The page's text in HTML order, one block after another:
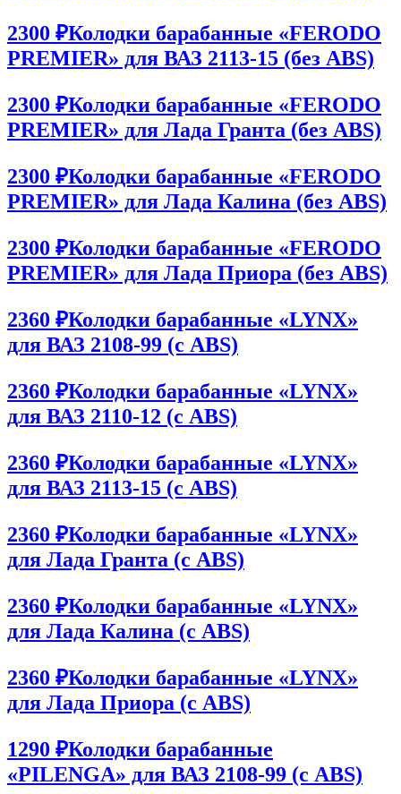
2300 ₽Колодки барабанные «FERODO
PREMIER» для ВАЗ 2113-15 (без ABS)
2300 ₽Колодки барабанные «FERODO
PREMIER» для Лада Гранта (без ABS)
2300 ₽Колодки барабанные «FERODO
PREMIER» для Лада Калина (без ABS)
2300 ₽Колодки барабанные «FERODO
PREMIER» для Лада Приора (без ABS)
2360 ₽Колодки барабанные «LYNX»
для ВАЗ 2108-99 (с ABS)
2360 ₽Колодки барабанные «LYNX»
для ВАЗ 2110-12 (с ABS)
2360 ₽Колодки барабанные «LYNX»
для ВАЗ 2113-15 (с ABS)
2360 ₽Колодки барабанные «LYNX»
для Лада Гранта (с ABS)
2360 ₽Колодки барабанные «LYNX»
для Лада Калина (с ABS)
2360 ₽Колодки барабанные «LYNX»
для Лада Приора (с ABS)
1290 ₽Колодки барабанные
«PILENGA» для ВАЗ 2108-99 (с ABS)